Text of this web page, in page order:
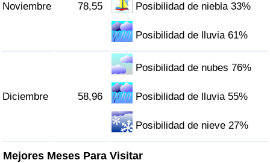
Noviembre 78,55 Posibilidad de niebla 33%
Posibilidad de lluvia 61%
Diciembre 58,96
Posibilidad de nubes 76%
Posibilidad de lluvia 55%
Posibilidad de nieve 27%
Mejores Meses Para Visitar